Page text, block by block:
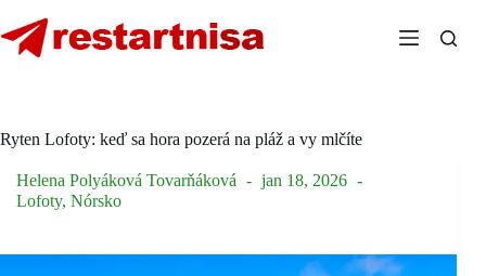
to
content
Ryten Lofoty: keď sa hora pozerá na pláž a vy mlčíte
Helena Polyáková Tovarňáková
jan 18, 2026
Lofoty, Nórsko